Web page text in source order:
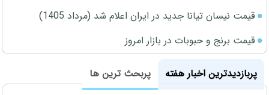
قیمت نیسان تیانا جدید در ایران اعلام شد (مرداد 1405)
قیمت برنج و حبوبات در بازار امروز
پربازدیدترین اخبار هفته
پربحث ترین ها